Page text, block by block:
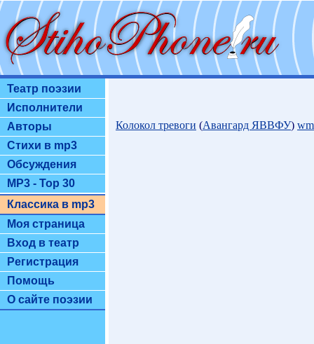
Театр поэзии
Исполнители
Авторы
Стихи в mp3
Обсуждения
MP3 - Top 30
Классика в mp3
Моя страница
Вход в театр
Регистрация
Помощь
О сайте поэзии
Колокол тревоги (Авангард ЯВВФУ)